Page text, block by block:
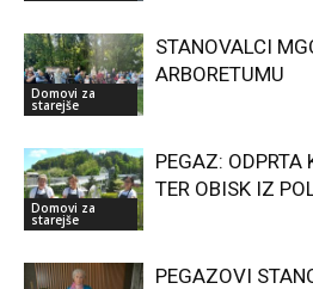
Domovi za
starejše
STANOVALCI
ARBORETUMU
Domovi za
starejše
PEGAZ:
TER OBISK IZ
PEGAZOVI